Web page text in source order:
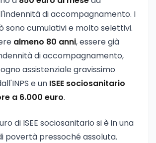
di accompagnamento. I
sono cumulativi e molto selettivi.
almeno 80 anni, essere già
di accompagnamento,
assistenziale gravissimo
e un ISEE sociosanitario
a 6.000 euro.
di ISEE sociosanitario si è in una
povertà pressoché assoluta.